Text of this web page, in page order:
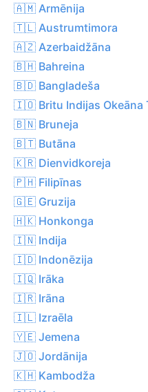
🇦🇲 Armēnija
🇹🇱 Austrumtimora
🇦🇿 Azerbaidžāna
🇧🇭 Bahreina
🇧🇩 Bangladeša
🇮🇴 Britu Indijas Okeāna
🇧🇳 Bruneja
🇧🇹 Butāna
🇰🇷 Dienvidkoreja
🇵🇭 Filipīnas
🇬🇪 Gruzija
🇭🇰 Honkonga
🇮🇳 Indija
🇮🇩 Indonēzija
🇮🇶 Irāka
🇮🇷 Irāna
🇮🇱 Izraēla
🇾🇪 Jemena
🇯🇴 Jordānija
🇰🇭 Kambodža